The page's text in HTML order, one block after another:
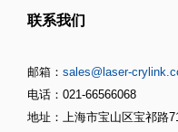
联系我们
邮箱： sales@laser-
电话：021-66566068
地址：上海市宝山区宝祁路